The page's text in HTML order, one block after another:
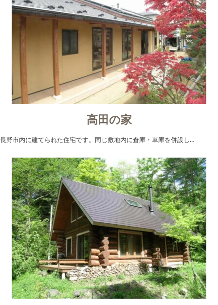
高田の家
長野市内に建てられた住宅です。同じ敷地内に倉庫・車庫を併設し…